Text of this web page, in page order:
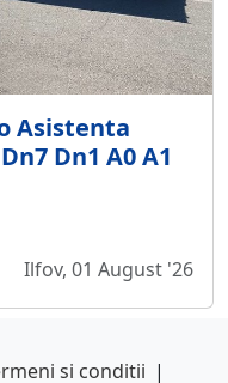
Asistenta
Dn1 A0 A1
Ilfov, 01 August '26
si conditii |